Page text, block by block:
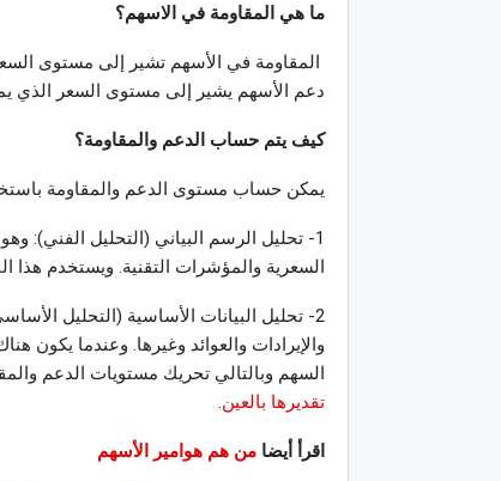
ما هي المقاومة في الاسهم؟
المقاومة في الأسهم تشير إلى مستوى
دعم الأسهم يشير إلى مستوى السعر الذي
كيف يتم حساب الدعم والمقاومة؟
يمكن حساب مستوى الدعم والمقاومة
1- تحليل الرسم البياني (التحليل الفني):
السعرية والمؤشرات التقنية. ويستخدم هذا
2- تحليل البيانات الأساسية (التحليل
والإيرادات والعوائد وغيرها. وعندما يكون
السهم وبالتالي تحريك مستويات الدعم
تقديرها بالعين
اقرأ أيضا من هم هوامير الأسهم